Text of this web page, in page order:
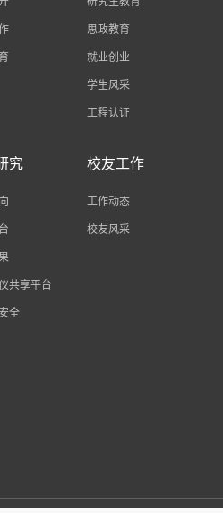
思政教育
就业创业
学生风采
工程认证
究
共享平台
全
校友工作
工作动态
校友风采